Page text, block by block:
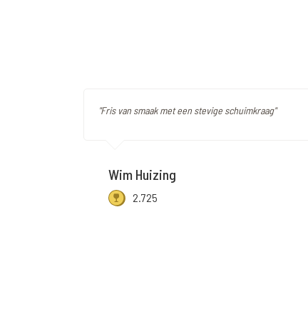
"Fris van smaak met een stevige schuimkraag"
Wim Huizing
2.725